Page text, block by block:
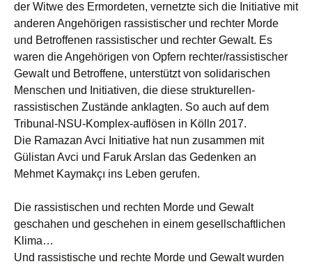
der Witwe des Ermordeten, vernetzte sich die Initiative mit
anderen Angehörigen rassistischer und rechter Morde
und Betroffenen rassistischer und rechter Gewalt. Es
waren die Angehörigen von Opfern rechter/rassistischer
Gewalt und Betroffene, unterstützt von solidarischen
Menschen und Initiativen, die diese strukturellen-
rassistischen Zustände anklagten. So auch auf dem
Tribunal-NSU-Komplex-auflösen in Kölln 2017.
Die Ramazan Avci Initiative hat nun zusammen mit
Gülistan Avci und Faruk Arslan das Gedenken an
Mehmet Kaymakçı ins Leben gerufen.
Die rassistischen und rechten Morde und Gewalt
geschahen und geschehen in einem gesellschaftlichen
Klima…
Und rassistische und rechte Morde und Gewalt wurden